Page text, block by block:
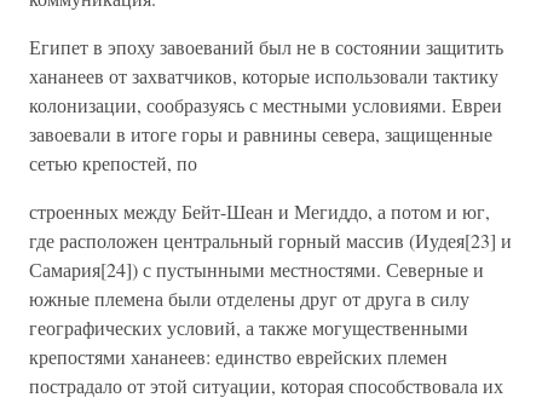
Египет в эпоху завоеваний был не в состоянии защитить
хананеев от захватчиков, которые использовали тактику
колонизации, сообразуясь с местными условиями. Евреи
завоевали в итоге горы и равнины севера, защищенные
сетью крепостей, по
строенных между Бейт-Шеан и Мегиддо, а потом и юг,
где расположен центральный горный массив (Иудея[23] и
Самария[24]) с пустынными местностями. Северные и
южные племена были отделены друг от друга в силу
географических условий, а также могущественными
крепостями хананеев: единство еврейских племен
пострадало от этой ситуации, которая способствовала их